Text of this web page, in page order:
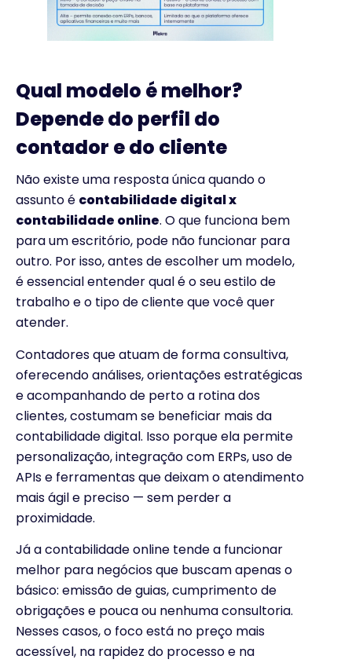
Qual modelo é melhor?
Depende do perfil do
contador e do cliente
Não existe uma resposta única quando o
assunto é contabilidade digital x
contabilidade online. O que funciona bem
para um escritório, pode não funcionar para
outro. Por isso, antes de escolher um modelo,
é essencial entender qual é o seu estilo de
trabalho e o tipo de cliente que você quer
atender.
Contadores que atuam de forma consultiva,
oferecendo análises, orientações estratégicas
e acompanhando de perto a rotina dos
clientes, costumam se beneficiar mais da
contabilidade digital. Isso porque ela permite
personalização, integração com ERPs, uso de
APIs e ferramentas que deixam o atendimento
mais ágil e preciso — sem perder a
proximidade.
Já a contabilidade online tende a funcionar
melhor para negócios que buscam apenas o
básico: emissão de guias, cumprimento de
obrigações e pouca ou nenhuma consultoria.
Nesses casos, o foco está no preço mais
acessível, na rapidez do processo e na